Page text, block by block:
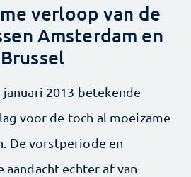
verloop van de
Amsterdam en
Brussel
2013 betekende
voor de toch al moeizame
De vorstperiode en
aandacht echter af van